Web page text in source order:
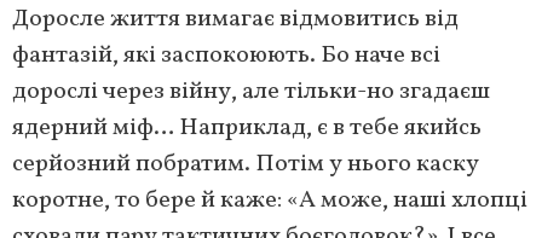
Доросле життя вимагає відмовитись від
фантазій, які заспокоюють. Бо наче всі
дорослі через війну, але тільки-но згадаєш
ядерний міф… Наприклад, є в тебе якийсь
серйозний побратим. Потім у нього каску
коротне, то бере й каже: «А може, наші хлопці